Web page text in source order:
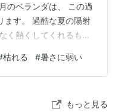
のベランダは、 この過
ます。 過酷な夏の陽射
く熱くしてくれるもの
ったので、 近くのホー
たが、 どれもこれも、
ん。 去年のコスモスの
枯れる #暑さに弱い
もっと見る